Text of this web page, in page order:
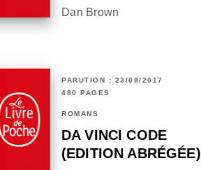
Dan Brown
PARUTION : 23/08/2017
480 PAGES
ROMANS
DA VINCI CODE
(EDITION ABRÉGÉE)